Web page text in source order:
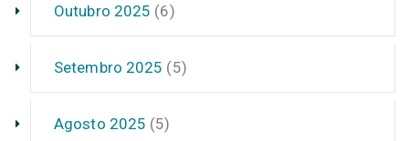
Outubro 2025 (6)
Setembro 2025 (5)
Agosto 2025 (5)